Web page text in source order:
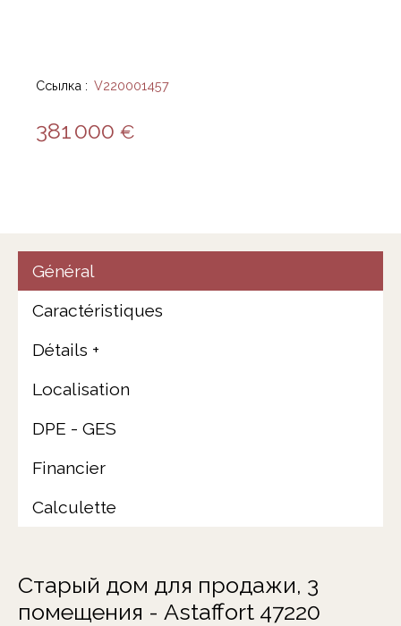
Ссылка : V220001457
381 000 €
Général
Caractéristiques
Détails +
Localisation
DPE - GES
Financier
Calculette
Старый дом для продажи, 3
помещения - Astaffort 47220